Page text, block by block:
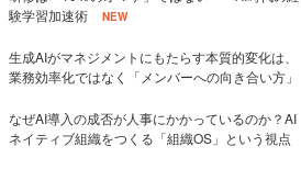
験学習加速術
NEW
生成AIがマネジメントにもたらす本質的変化は、
業務効率化ではなく「メンバーへの向き合い方」
なぜAI導入の成否が人事にかかっているのか？AI
ネイティブ組織をつくる「組織OS」という視点